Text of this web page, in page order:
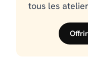
tous les